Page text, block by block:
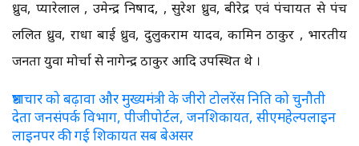
ध्रुव, प्यारेलाल , उमेन्द्र निषाद, , सुरेश ध्रुव, बीरेद्र एवं पंचायत से पंच
ललित ध्रुव, राधा बाई ध्रुव, दुलुकराम यादव, कामिन ठाकुर , भारतीय
जनता युवा मोर्चा से नागेन्द्र ठाकुर आदि उपस्थित थे ।
भ्रष्टाचार को बढ़ावा और मुख्यमंत्री के जीरो टोलरेंस निति को चुनौती
देता जनसंपर्क विभाग, पीजीपोर्टल, जनशिकायत, सीएमहेल्पलाइन
लाइनपर की गई शिकायत सब बेअसर